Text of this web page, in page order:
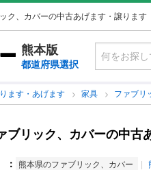
ク、カバーの中古あげます・譲ります
熊本版
都道府県選択
ます・あげます 家具 ファブリ
ブリック、カバーの中古
： 熊本県のファブリック、カバー